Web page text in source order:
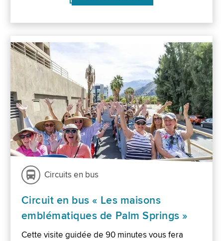
Circuits en bus
Circuit en bus « Les maisons
emblématiques de Palm Springs »
Cette visite guidée de 90 minutes vous fera